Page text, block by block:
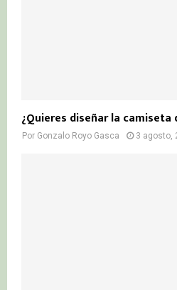
¿Quieres diseñar la camiseta
Por Gonzalo Royo Gasca 3 agosto,